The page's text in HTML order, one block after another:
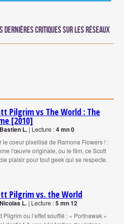
dernières critiques sur les réseaux
Pilgrim vs The World : The
[2010]
L. | Lecture :4 mn 0
le coeur pixellisé de Ramona Flowers ! :
l'œuvre originale, ou le film, ce Scott
plaisir pour tout geek qui se respecte.
Pilgrim vs. the World
L. | Lecture :5 mn 12
Pilgrim ou l’effet soufflé : « Portnawak »